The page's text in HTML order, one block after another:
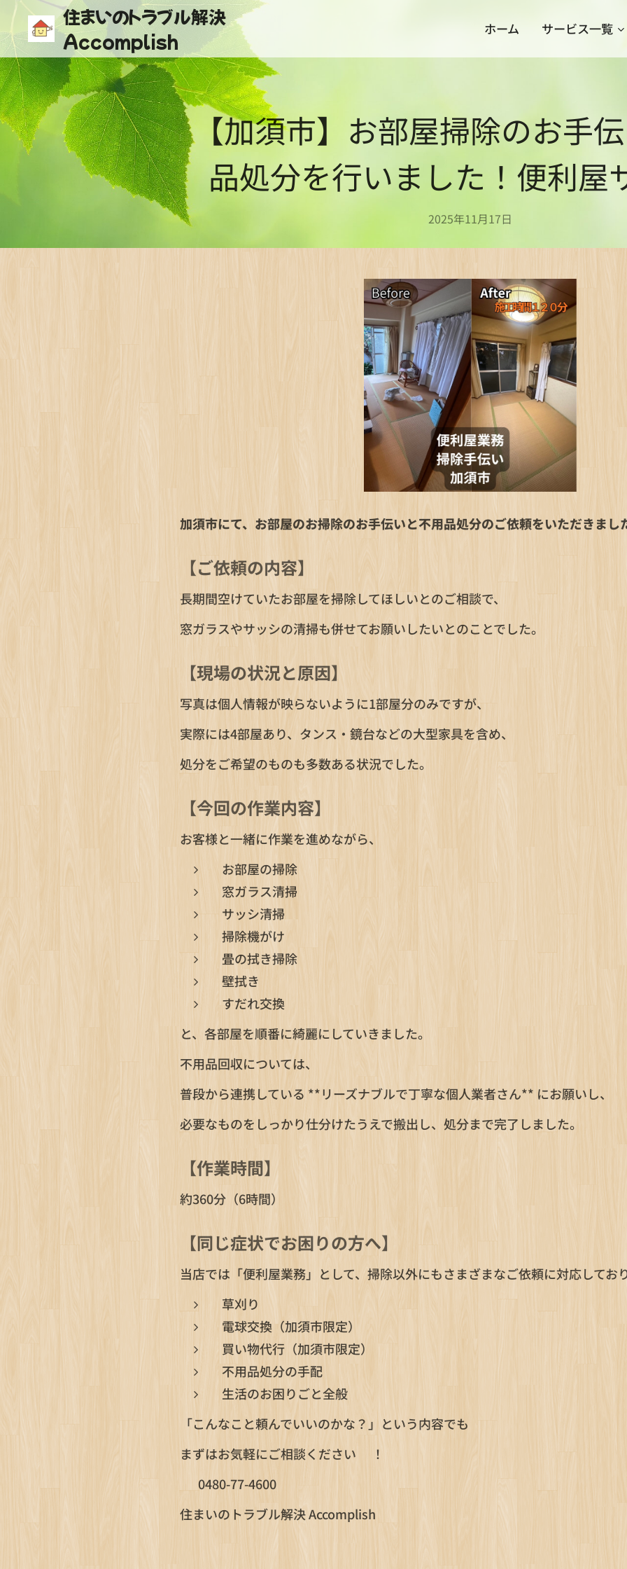
住まいのトラブル解決
Accomplish
ホーム サービス一覧
【加須市】お部屋掃除のお手
品処分を行いました！便利屋
2025年11月17日
加須市にて、お部屋のお掃除のお手伝いと不用品処分のご依頼をいただきまし
【ご依頼の内容】
長期間空けていたお部屋を掃除してほしいとのご相談で、
窓ガラスやサッシの清掃も併せてお願いしたいとのことでした。
【現場の状況と原因】
写真は個人情報が映らないように1部屋分のみですが、
実際には4部屋あり、タンス・鏡台などの大型家具を含め、
処分をご希望のものも多数ある状況でした。
【今回の作業内容】
お客様と一緒に作業を進めながら、
お部屋の掃除
窓ガラス清掃
サッシ清掃
掃除機がけ
畳の拭き掃除
壁拭き
すだれ交換
と、各部屋を順番に綺麗にしていきました。
不用品回収については、
普段から連携している **リーズナブルで丁寧な個人業者さん** にお願いし、
必要なものをしっかり仕分けたうえで搬出し、処分まで完了しました。
【作業時間】
約360分（6時間）
【同じ症状でお困りの方へ】
当店では「便利屋業務」として、掃除以外にもさまざまなご依頼に対応してお
草刈り
電球交換（加須市限定）
買い物代行（加須市限定）
不用品処分の手配
生活のお困りごと全般
「こんなこと頼んでいいのかな？」という内容でも
まずはお気軽にご相談ください😊！
📞 0480-77-4600
住まいのトラブル解決 Accomplish